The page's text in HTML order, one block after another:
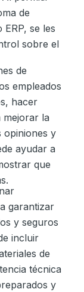
de
se les
sobre el
de
empleados
hacer
la
opiniones y
ayudar a
que
garantizar
y seguros
incluir
de
técnica
y